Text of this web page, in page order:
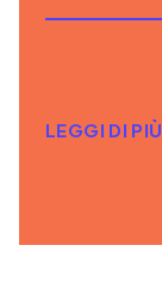
LEGGI DI PIÙ